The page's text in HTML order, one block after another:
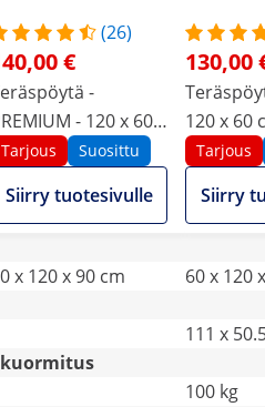
(26)
€
-
- 120 x 60
cm - 210 kg -
-
Royal Catering
Tarjous Suosittu
Siirry tuotesivulle
130,00
120 x 60
Catering
Tarjous
Siirry
x 120 x 90 cm
60 x 120
111 x
100 kg